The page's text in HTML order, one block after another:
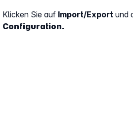
Klicken Sie auf Import/Export und
Configuration.